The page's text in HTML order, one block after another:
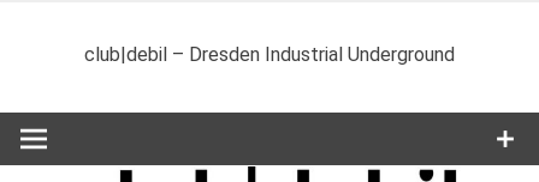
club|debil – Dresden Industrial Underground